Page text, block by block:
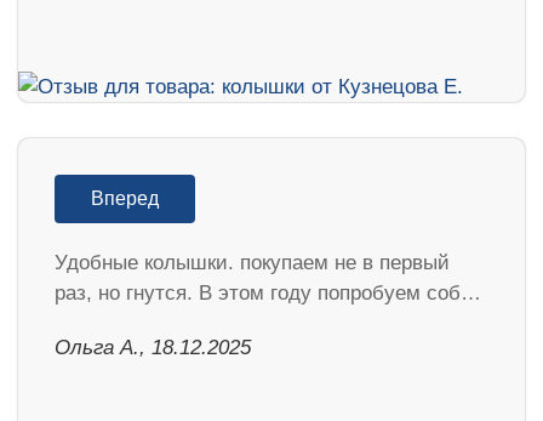
Вперед
Удобные колышки. покупаем не в первый
раз, но гнутся. В этом году попробуем соб…
Ольга А., 18.12.2025